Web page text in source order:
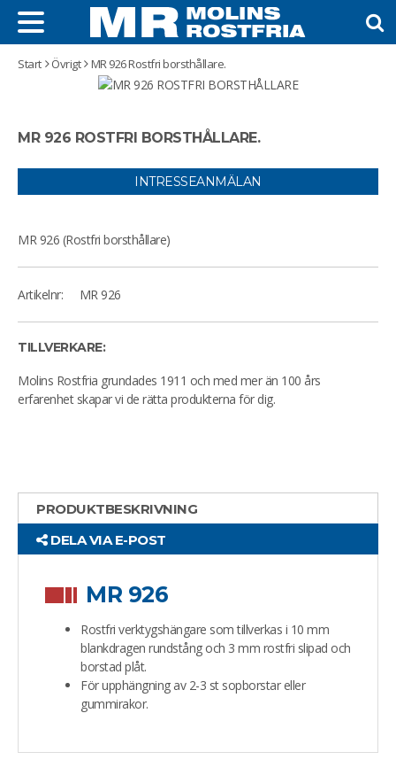
Start Övrigt MR 926 Rostfri borsthållare.
MR 926 ROSTFRI BORSTHÅLLARE.
INTRESSEANMÄLAN
MR 926 (Rostfri borsthållare)
Artikelnr: MR 926
TILLVERKARE:
Molins Rostfria grundades 1911 och med mer än 100 års
erfarenhet skapar vi de rätta produkterna för dig.
PRODUKTBESKRIVNING
DELA VIA E-POST
MR 926
Rostfri verktygshängare som tillverkas i 10 mm
blankdragen rundstång och 3 mm rostfri slipad och
borstad plåt.
För upphängning av 2-3 st sopborstar eller
gummirakor.